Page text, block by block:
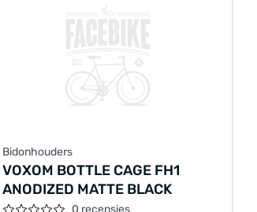
Bidonhouders
VOXOM BOTTLE CAGE FH1
ANODIZED MATTE BLACK